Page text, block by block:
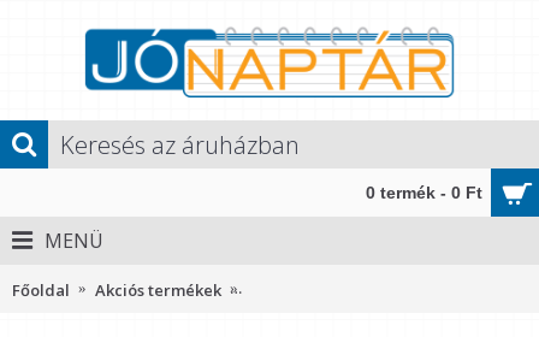
0 termék - 0 Ft
MENÜ
Főoldal Akciós termékek